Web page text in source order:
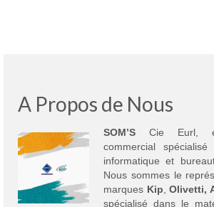
A Propos de Nous
SOM’S Cie Eurl,
commercial
informatique et
Nous sommes le
marques Kip Olivetti,
spécialisé dans le